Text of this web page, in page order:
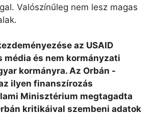
Valószínűleg nem lesz magas
az USAID
média és nem kormányzati
kormányra. Az Orbán -
ilyen finanszírozás
Minisztérium megtagadta
kritikáival szembeni adatok